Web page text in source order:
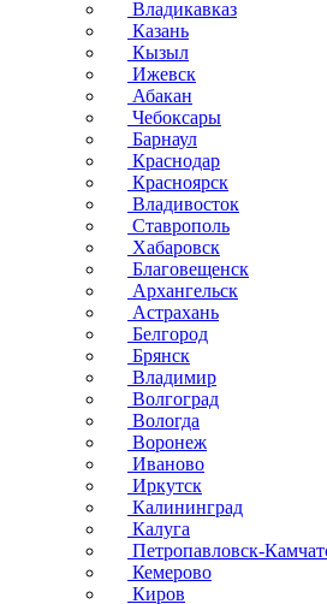
Владикавказ
Казань
Кызыл
Ижевск
Абакан
Чебоксары
Барнаул
Краснодар
Красноярск
Владивосток
Ставрополь
Хабаровск
Благовещенск
Архангельск
Астрахань
Белгород
Брянск
Владимир
Волгоград
Вологда
Воронеж
Иваново
Иркутск
Калининград
Калуга
Петропавловск-
Кемерово
Киров